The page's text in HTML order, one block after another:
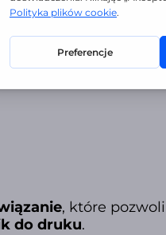
oraz kartę do oceny
problem i
, które pozwoli
do druku.